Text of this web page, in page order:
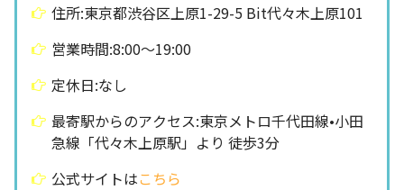
住所:東京都渋谷区上原1-29-5 Bit代々木上原101
営業時間:8:00〜19:00
定休日:なし
最寄駅からのアクセス:東京メトロ千代田線•小田
急線「代々木上原駅」より 徒歩3分
公式サイトはこちら